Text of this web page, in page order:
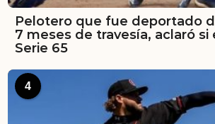
Pelotero que fue deportado
7 meses de travesía, aclaró si
Serie 65
4